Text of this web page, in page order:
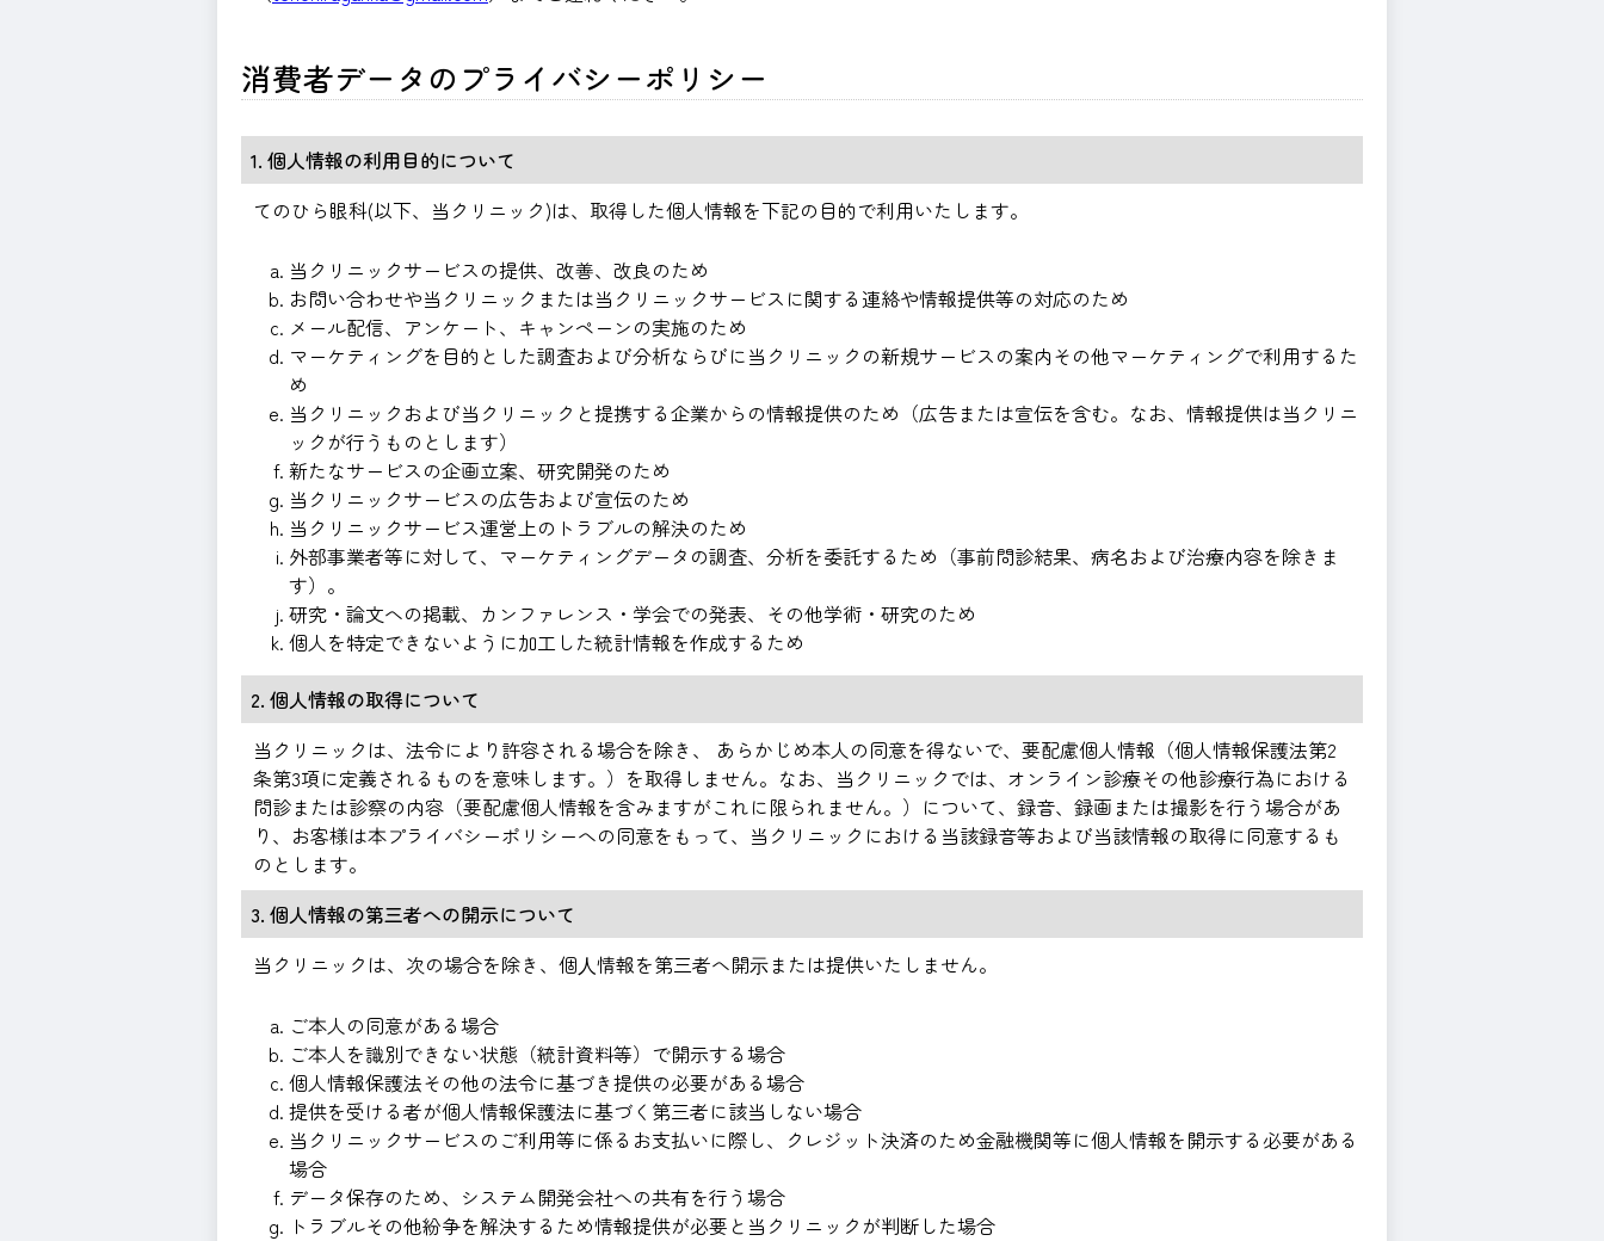
消費者データのプライバシーポリシー
1. 個人情報の利用目的について
てのひら眼科(以下、当クリニック)は、取得した個人情報を下記の目的で利用いたします。
当クリニックサービスの提供、改善、改良のため
お問い合わせや当クリニックまたは当クリニックサービスに関する連絡や情報提供等の対応のため
メール配信、アンケート、キャンペーンの実施のため
マーケティングを目的とした調査および分析ならびに当クリニックの新規サービスの案内その他マーケティングで利用するた
め
当クリニックおよび当クリニックと提携する企業からの情報提供のため（広告または宣伝を含む。なお、情報提供は当クリニ
ックが行うものとします）
新たなサービスの企画立案、研究開発のため
当クリニックサービスの広告および宣伝のため
当クリニックサービス運営上のトラブルの解決のため
外部事業者等に対して、マーケティングデータの調査、分析を委託するため（事前問診結果、病名および治療内容を除きま
す）。
研究・論文への掲載、カンファレンス・学会での発表、その他学術・研究のため
個人を特定できないように加工した統計情報を作成するため
2. 個人情報の取得について
当クリニックは、法令により許容される場合を除き、 あらかじめ本人の同意を得ないで、要配慮個人情報（個人情報保護法第2
条第3項に定義されるものを意味します。）を取得しません。なお、当クリニックでは、オンライン診療その他診療行為における
問診または診察の内容（要配慮個人情報を含みますがこれに限られません。）について、録音、録画または撮影を行う場合があ
り、お客様は本プライバシーポリシーへの同意をもって、当クリニックにおける当該録音等および当該情報の取得に同意するも
のとします。
3. 個人情報の第三者への開示について
当クリニックは、次の場合を除き、個⼈情報を第三者へ開⽰または提供いたしません。
ご本人の同意がある場合
ご本人を識別できない状態（統計資料等）で開示する場合
個人情報保護法その他の法令に基づき提供の必要がある場合
提供を受ける者が個人情報保護法に基づく第三者に該当しない場合
当クリニックサービスのご利用等に係るお支払いに際し、クレジット決済のため金融機関等に個人情報を開示する必要がある
場合
データ保存のため、システム開発会社への共有を行う場合
トラブルその他紛争を解決するため情報提供が必要と当クリニックが判断した場合